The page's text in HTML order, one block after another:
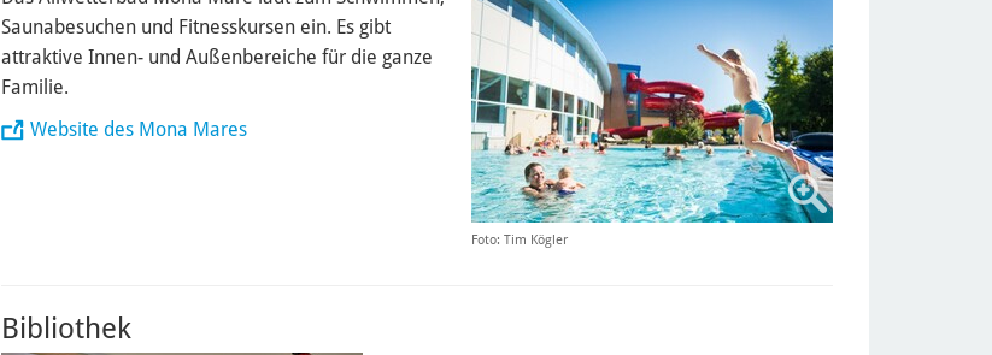
Foto: Tim Kögler
Saunabesuchen und Fitnesskursen ein. Es gibt
attraktive Innen- und Außenbereiche für die ganze
Familie.
Website des Mona Mares
Bibliothek